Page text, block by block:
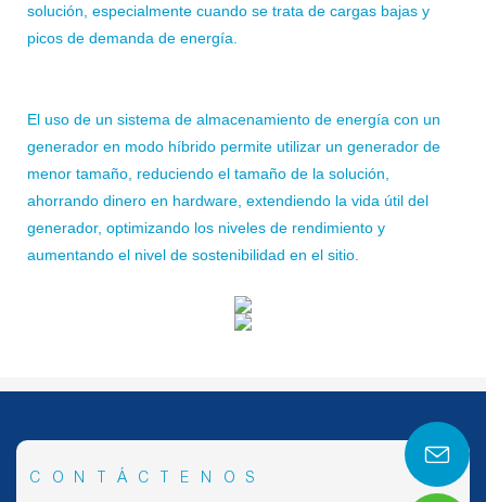
solución, especialmente cuando se trata de cargas bajas y
picos de demanda de energía.
El uso de un sistema de almacenamiento de energía con un
generador en modo híbrido permite utilizar un generador de
menor tamaño, reduciendo el tamaño de la solución,
ahorrando dinero en hardware, extendiendo la vida útil del
generador, optimizando los niveles de rendimiento y
aumentando el nivel de sostenibilidad en el sitio.
CONTÁCTENOS